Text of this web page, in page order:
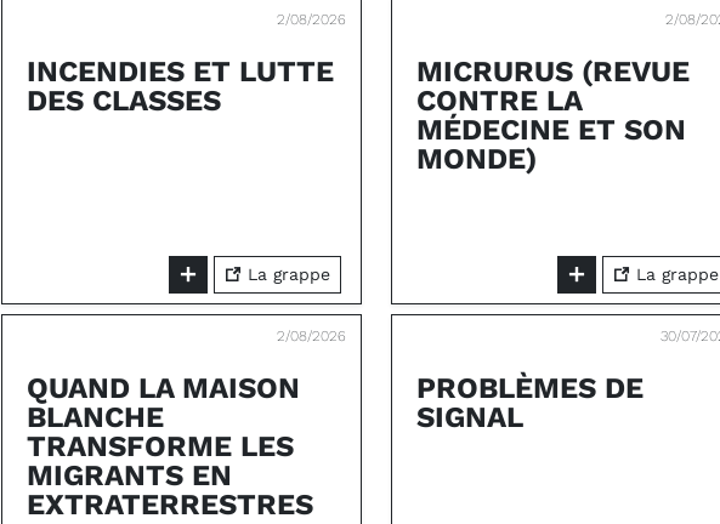
2/08/2026
INCENDIES ET LUTTE
DES CLASSES
La grappe
2/08/
MICRURUS (REVUE
CONTRE LA
MÉDECINE ET SON
MONDE)
La grappe
2/08/2026
QUAND LA MAISON
BLANCHE
TRANSFORME LES
MIGRANTS EN
EXTRATERRESTRES
30/07/
PROBLÈMES DE
SIGNAL